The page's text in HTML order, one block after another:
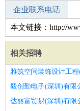
企业联系电话
本文链接：http://
相关招聘